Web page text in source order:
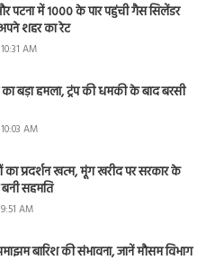
पटना में 1000 के पार पहुंची गैस सिलेंडर
शहर का रेट
AM
का बड़ा हमला, ट्रंप की धमकी के बाद बरसी
AM
का प्रदर्शन खत्म, मूंग खरीद पर सरकार के
सहमति
AM
बारिश की संभावना, जानें मौसम विभाग